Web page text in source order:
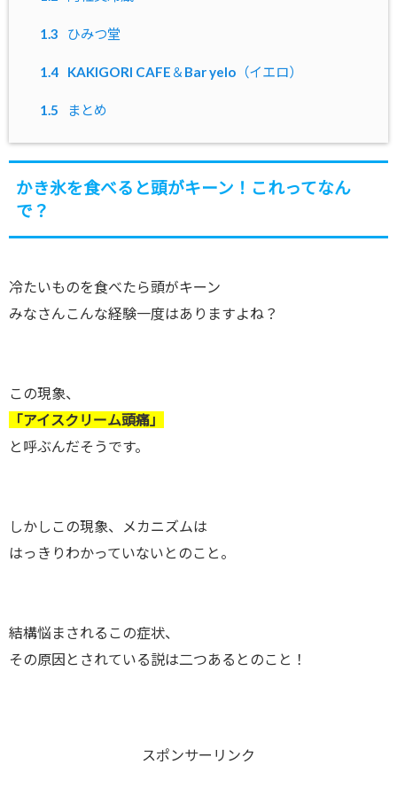
1.3 ひみつ堂
1.4 KAKIGORI CAFE＆Bar yelo（イエロ）
1.5 まとめ
かき氷を食べると頭がキーン！これってなん
で？
冷たいものを食べたら頭がキーン
みなさんこんな経験一度はありますよね？
この現象、
「アイスクリーム頭痛」
と呼ぶんだそうです。
しかしこの現象、メカニズムは
はっきりわかっていないとのこと。
結構悩まされるこの症状、
その原因とされている説は二つあるとのこと！
スポンサーリンク